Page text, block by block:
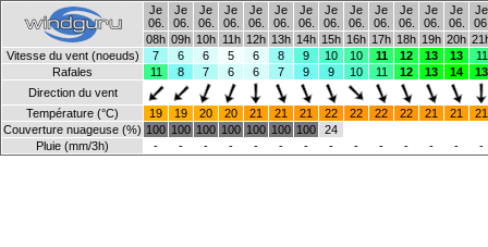
Je
06.
Je
06.
Je
06.
Je
06.
Je
06.
Je
06.
Je
06.
Je
06.
Je
06.
Je
06.
Je
06.
Je
06.
Je
06.
Je
08h 09h 10h 11h 12h 13h 14h 15h 16h 17h 18h 19h 20h
Vitesse du vent (noeuds)
7 6 6 5 6 8 9 10 10 11 12 13 13
11
Rafales
11 8 7 6 6 7 9 9 10 11 12 13 14
13
Direction du vent
Température (°C)
19 19 20 20 21 21 21 22 22 22 22 21 21
21
Couverture nuageuse (%) 100 100 100 100 100 100 100
24
Pluie (mm/3h)
- - - - - - - - - - - - - -